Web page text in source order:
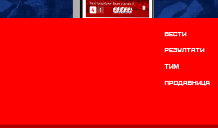
Вести
резултати
ТИМ
продавница